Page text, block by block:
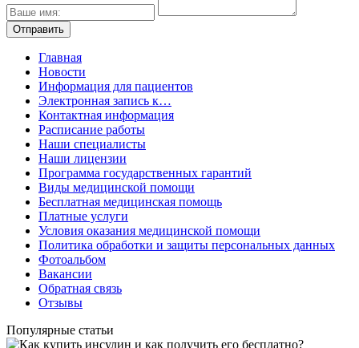
Главная
Новости
Информация для пациентов
Электронная запись к…
Контактная информация
Расписание работы
Наши специалисты
Наши лицензии
Программа государственных гарантий
Виды медицинской помощи
Бесплатная медицинская помощь
Платные услуги
Условия оказания медицинской помощи
Политика обработки и защиты персональных данных
Фотоальбом
Вакансии
Обратная связь
Отзывы
Популярные статьи